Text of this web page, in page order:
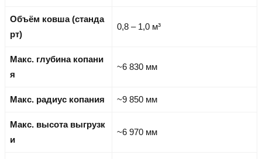
Объём ковша (станда
рт)
0,8 – 1,0 м³
Макс. глубина копани
я
~6 830 мм
Макс. радиус копания ~9 850 мм
Макс. высота выгрузк
и
~6 970 мм